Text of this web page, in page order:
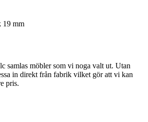
19 mm
samlas möbler som vi noga valt ut. Utan
in direkt från fabrik vilket gör att vi kan
pris.